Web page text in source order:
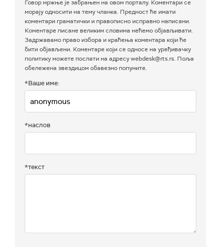
Говор мржње је забрањен на овом порталу. Коментари се
морају односити на тему чланка. Предност ће имати
коментари граматички и правописно исправно написани.
Коментаре писане великим словима нећемо објављивати.
Задржавамо право избора и краћења коментара који ће
бити објављени. Коментаре који се односе на уређивачку
политику можете послати на адресу webdesk@rts.rs. Поља
обележена звездицом обавезно попуните.
*Ваше име:
*наслов
*текст